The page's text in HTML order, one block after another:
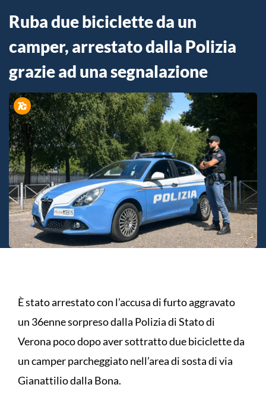
Ruba due biciclette da un
camper, arrestato dalla Polizia
grazie ad una segnalazione
È stato arrestato con l’accusa di furto aggravato
un 36enne sorpreso dalla Polizia di Stato di
Verona poco dopo aver sottratto due biciclette da
un camper parcheggiato nell’area di sosta di via
Gianattilio dalla Bona.